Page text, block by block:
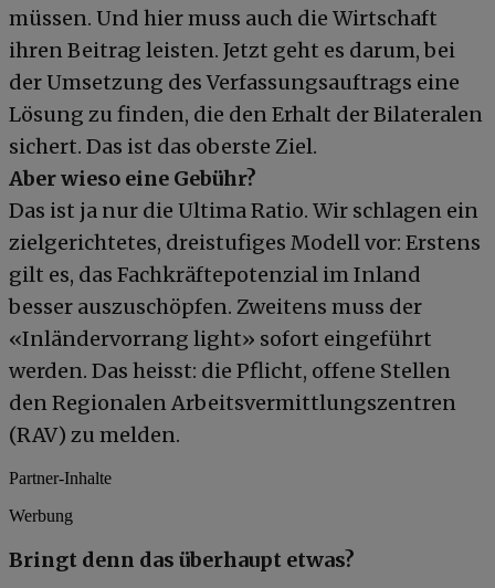
müssen. Und hier muss auch die Wirtschaft
ihren Beitrag leisten. Jetzt geht es darum, bei
der Umsetzung des Verfassungsauftrags eine
Lösung zu finden, die den Erhalt der Bilateralen
sichert. Das ist das oberste Ziel.
Aber wieso eine Gebühr?
Das ist ja nur die Ultima Ratio. Wir schlagen ein
zielgerichtetes, dreistufiges Modell vor: Erstens
gilt es, das Fachkräftepotenzial im Inland
besser auszuschöpfen. Zweitens muss der
«Inländervorrang light» sofort eingeführt
werden. Das heisst: die Pflicht, offene Stellen
den Regionalen Arbeitsvermittlungszentren
(RAV) zu melden.
Partner-Inhalte
Werbung
Bringt denn das überhaupt etwas?